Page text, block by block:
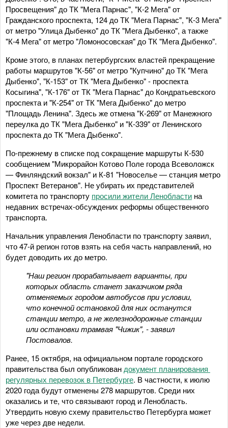
Просвещения" до ТК "Мега Парнас", "К-2 Мега" от
Гражданского проспекта, 124 до ТК "Мега Парнас", "К-3 Мега"
от метро "Улица Дыбенко" до ТК "Мега Дыбенко", а также
"К-4 Мега" от метро "Ломоносовская" до ТК "Мега Дыбенко".
Кроме этого, в планах петербургских властей прекращение
работы маршрутов "К-56" от метро "Купчино" до ТК "Мега
Дыбенко", "К-153" от ТК "Мега Дыбенко" - проспекта
Косыгина", "К-176" от ТК "Мега Парнас" до Кондратьевского
проспекта и "К-254" от ТК "Мега Дыбенко" до метро
"Площадь Ленина". Здесь же отмена "К-269" от Манежного
переулка до ТК "Мега Дыбенко" и "К-339" от Ленинского
проспекта до ТК "Мега Дыбенко".
По-прежнему в списке под сокращение маршруты К-530
сообщением "Микрорайон Котово Поле города Всеволожск
— Финляндский вокзал" и К-81 "Новоселье — станция метро
Проспект Ветеранов". Не убирать их представителей
комитета по транспорту просили жители Ленобласти на
недавних встречах-обсуждених реформы общественного
транспорта.
Начальник управления Ленобласти по транспорту заявил,
что 47-й регион готов взять на себя часть направлений, но
будет доводить их до метро.
"Наш регион прорабатывает варианты, при
которых область станет заказчиком ряда
отменяемых городом автобусов при условии,
что конечной остановкой для них останутся
станции метро, а не железнодорожные станции
или остановки трамвая "Чижик", - заявил
Постовалов.
Ранее, 15 октября, на официальном портале городского
правительства был опубликован документ планирования
регулярных перевозок в Петербурге. В частности, к июлю
2020 года будут отменены 278 маршрутов. Среди них
оказались и те, что связывают город и Ленобласть.
Утвердить новую схему правительство Петербурга может
уже через две недели.